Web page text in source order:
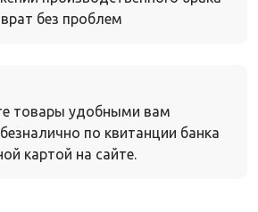
без проблем
товары удобными вам
по квитанции банка
картой на сайте.